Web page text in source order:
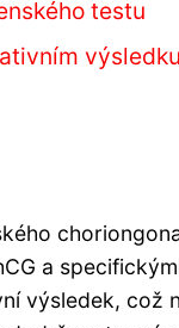
testu
a
výsledek, což